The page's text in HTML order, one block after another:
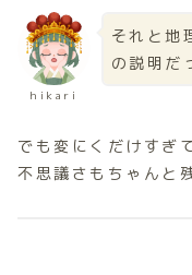
hikari
それと地
の説明だ
でも変にくだけすぎ
不思議さもちゃんと